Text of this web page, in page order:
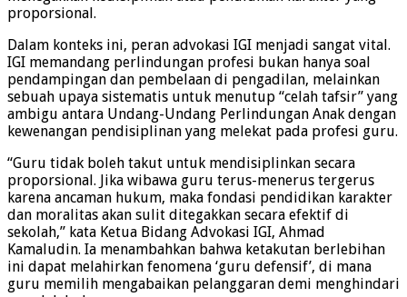
proporsional.
Dalam konteks ini, peran advokasi IGI menjadi sangat vital.
IGI memandang perlindungan profesi bukan hanya soal
pendampingan dan pembelaan di pengadilan, melainkan
sebuah upaya sistematis untuk menutup “celah tafsir” yang
ambigu antara Undang-Undang Perlindungan Anak dengan
kewenangan pendisiplinan yang melekat pada profesi guru.
“Guru tidak boleh takut untuk mendisiplinkan secara
proporsional. Jika wibawa guru terus-menerus tergerus
karena ancaman hukum, maka fondasi pendidikan karakter
dan moralitas akan sulit ditegakkan secara efektif di
sekolah,” kata Ketua Bidang Advokasi IGI, Ahmad
Kamaludin. Ia menambahkan bahwa ketakutan berlebihan
ini dapat melahirkan fenomena ‘guru defensif’, di mana
guru memilih mengabaikan pelanggaran demi menghindari